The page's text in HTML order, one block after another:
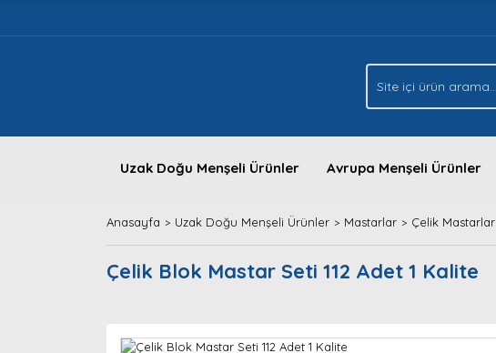
Uzak Doğu Menşeli Ürünler Avrupa Menşeli Ürünler
Anasayfa Uzak Doğu Menşeli Ürünler Mastarlar Çelik Mastarlar
Çelik Blok Mastar Seti 112 Adet 1 Kalite